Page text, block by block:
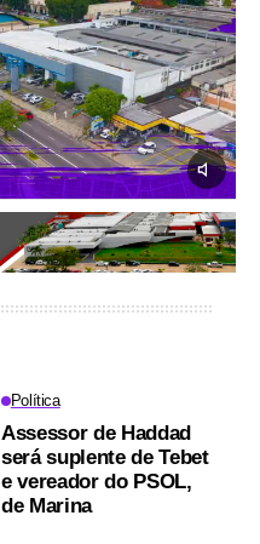
Política
Assessor de Haddad
será suplente de Tebet
e vereador do PSOL,
de Marina